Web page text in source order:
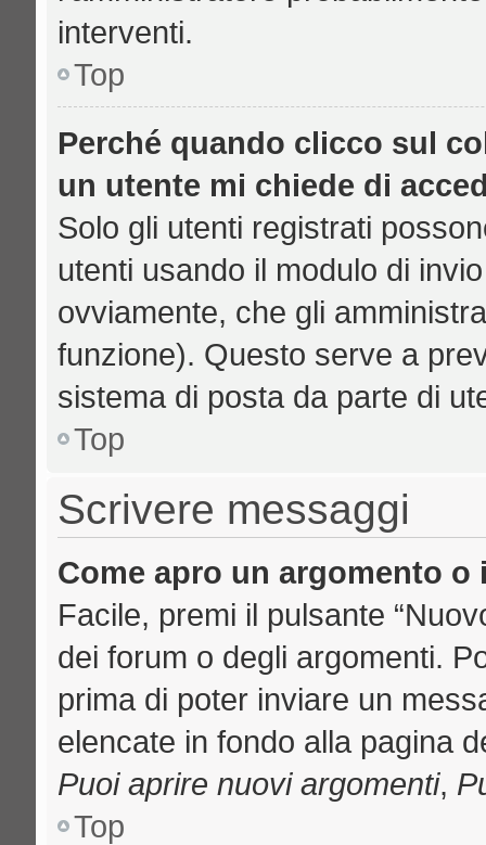
interventi.
Top
Perché quando clicco sul
un utente mi chiede di
Solo gli utenti registrati
utenti usando il modulo di
ovviamente, che gli
funzione). Questo serve a
sistema di posta da parte di
Top
Scrivere messaggi
Come apro un argomento
Facile, premi il pulsante
dei forum o degli argomenti.
prima di poter inviare un
elencate in fondo alla pagina
Puoi aprire nuovi argomenti,
Top